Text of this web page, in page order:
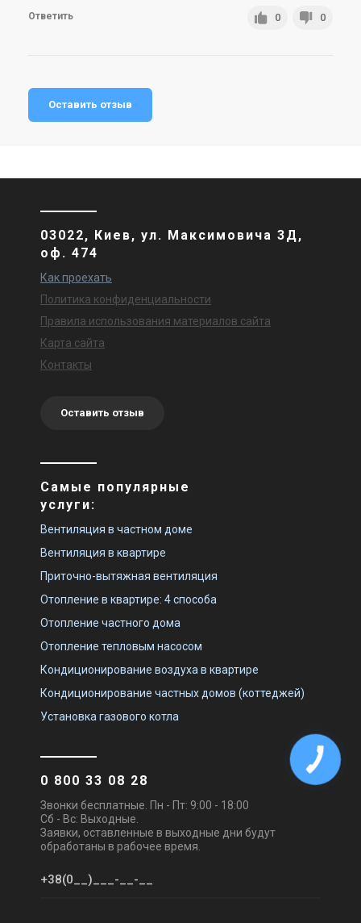
Ответить 0 0
Оставить отзыв
03022, Киев, ул. Максимовича 3Д,
оф. 474
Как проехать
Политика конфиденциальности
Правила использования материалов сайта
Карта сайта
Контакты
Оставить отзыв
Самые популярные
услуги:
Вентиляция в частном доме
Вентиляция в квартире
Приточно-вытяжная вентиляция
Отопление в квартире: 4 способа
Отопление частного дома
Отопление тепловым насосом
Кондиционирование воздуха в квартире
Кондиционирование частных домов (коттеджей)
Установка газового котла
0 800 33 08 28
Звонки бесплатные. Пн - Пт: 9:00 - 18:00
Сб - Вс: Выходные.
Заявки, оставленные в выходные дни будут
обработаны в рабочее время.